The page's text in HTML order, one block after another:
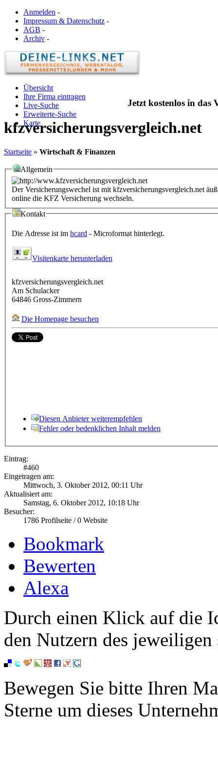
Anmelden -
Impressum & Datenschutz -
AGB -
Archiv -
Übersicht
Ihre Firma eintragen
Live-Suche
Erweiterte-Suche
Karte
Jetzt kostenlos in das
kfzversicherungsvergleich.net
Startseite » Wirtschaft & Finanzen
Allgemein
Der Versicherungswechel ist mit kfzversicherungsvergleich.net
online die KFZ Versicherung wechseln.
Kontakt
Die Adresse ist im hcard - Microformat hinterlegt.
Visitenkarte herunterladen
kfzversicherungsvergleich.net
Am Schulacker
64846 Gross-Zimmern
Die Homepage besuchen
Diesen Anbieter weiterempfehlen
Fehler oder bedenklichen Inhalt melden
Eintrag:
#460
Eingetragen am:
Mittwoch, 3. Oktober 2012, 00:11 Uhr
Aktualisiert am:
Samstag, 6. Oktober 2012, 10:18 Uhr
Besucher:
1786 Profilseite /0 Website
Bookmark
Bewerten
Alexa
Durch einen Klick auf die
den Nutzern des
Bewegen Sie bitte Ihren
Sterne um dieses